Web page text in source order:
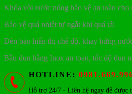
Khóa vòi nước nóng bảo vệ an toàn cho
Bảo vệ quá nhiệt tự ngắt khi quá tải
Đèn báo hiển thị chế độ, khay hứng
Bầu đun bằng Inox an toàn, tốc độ đun
HOTLINE:
Hỗ trợ 24/7 - Liên hệ ngay để được